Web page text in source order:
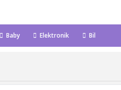
Baby Elektronik Bil